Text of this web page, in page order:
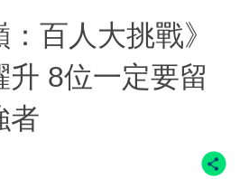
：百人大挑戰》
升 8位一定要留
者